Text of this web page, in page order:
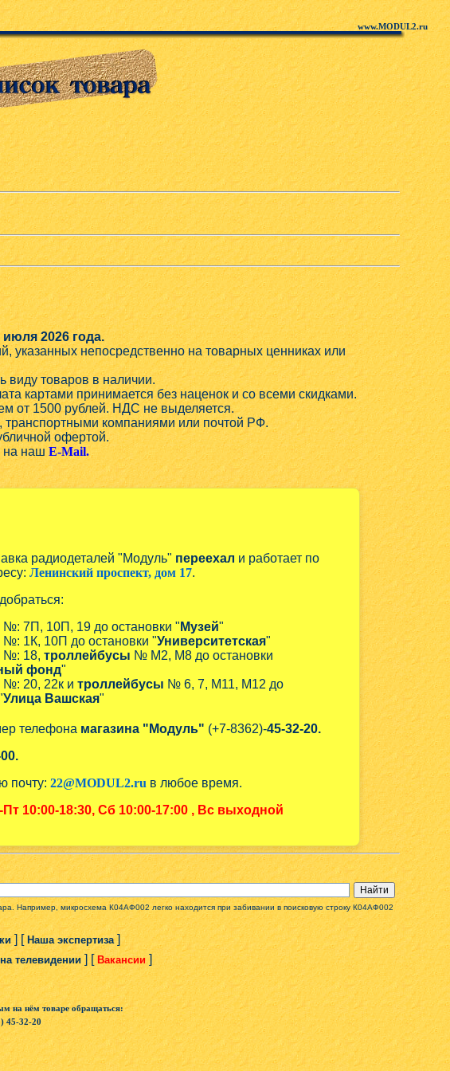
www.MODUL2.ru
июля 2026 года.
указанных непосредственно на товарных ценниках или
виду товаров в наличии.
картами принимается без наценок и со всеми скидками.
от 1500 рублей. НДС не выделяется.
компаниями или почтой РФ.
офертой.
на нашE-Mail.
радиодеталей "Модуль" переехал и работает по
Ленинский проспект, дом 17.
№: 7П, 10П, 19 до остановки " Музей"
№: 1К, 10П до остановки "Университетская"
№: 18, троллейбусы № М2, М8 до остановки
фонд"
№: 20, 22к и троллейбусы № 6, 7, М11, М12 до
Улица Вашская"
телефона магазина "Модуль" (+7-8362)-45-32-20.
почту: 22@MODUL2.ru в любое время.
Пт 10:00-18:30, Сб 10:00-17:00 , Вс выходной
Например, микросхема К04АФ002 легко находится при забивании в поисковую строку К04АФ002
] [ Наша экспертиза]
телевидении ] [ Вакансии]
на нём товаре обращаться:
45-32-20